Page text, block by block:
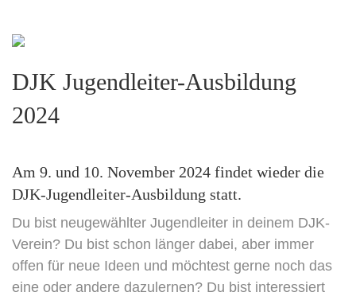
DJK Jugendleiter-Ausbildung
2024
Am 9. und 10. November 2024 findet wieder die
DJK-Jugendleiter-Ausbildung statt.
Du bist neugewählter Jugendleiter in deinem DJK-
Verein? Du bist schon länger dabei, aber immer
offen für neue Ideen und möchtest gerne noch das
eine oder andere dazulernen? Du bist interessiert